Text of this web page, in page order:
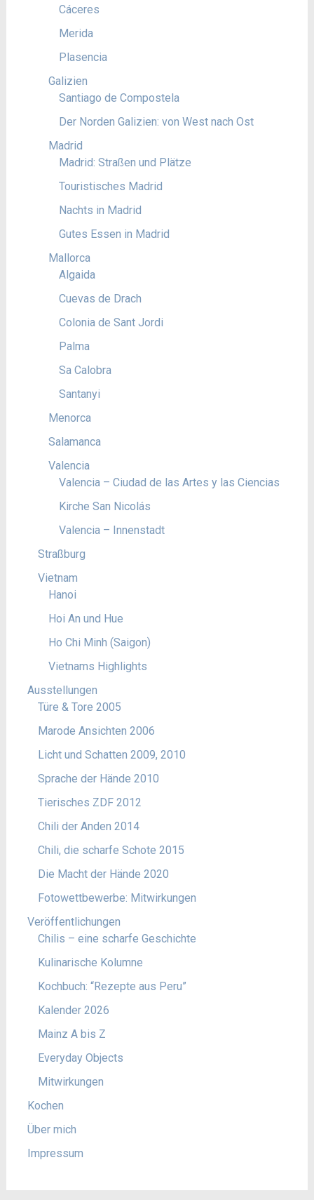
Cáceres
Merida
Plasencia
Galizien
Santiago de Compostela
Der Norden Galizien: von West nach Ost
Madrid
Madrid: Straßen und Plätze
Touristisches Madrid
Nachts in Madrid
Gutes Essen in Madrid
Mallorca
Algaida
Cuevas de Drach
Colonia de Sant Jordi
Palma
Sa Calobra
Santanyi
Menorca
Salamanca
Valencia
Valencia – Ciudad de las Artes y las Ciencias
Kirche San Nicolás
Valencia – Innenstadt
Straßburg
Vietnam
Hanoi
Hoi An und Hue
Ho Chi Minh (Saigon)
Vietnams Highlights
Ausstellungen
Türe & Tore 2005
Marode Ansichten 2006
Licht und Schatten 2009, 2010
Sprache der Hände 2010
Tierisches ZDF 2012
Chili der Anden 2014
Chili, die scharfe Schote 2015
Die Macht der Hände 2020
Fotowettbewerbe: Mitwirkungen
Veröffentlichungen
Chilis – eine scharfe Geschichte
Kulinarische Kolumne
Kochbuch: “Rezepte aus Peru”
Kalender 2026
Mainz A bis Z
Everyday Objects
Mitwirkungen
Kochen
Über mich
Impressum